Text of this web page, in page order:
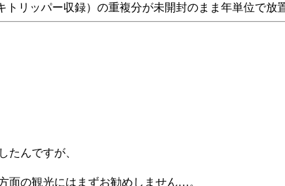
リッパー収録）の重複分が未開封のまま年単位で放
たんですが、
面の観光にはまずお勧めしません…。